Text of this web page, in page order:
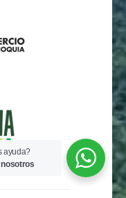
ayuda?
nosotros